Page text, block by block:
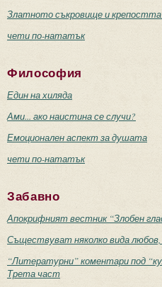
Златното съкровище и
чети по-нататък
Философия
Един на хиляда
Ами... ако наистина се случи?
Емоционален аспект за душата
чети по-нататък
Забавно
Апокрифният вестник “Злобен
Съществуват няколко вида
“Литературни” коментари под
Трета част